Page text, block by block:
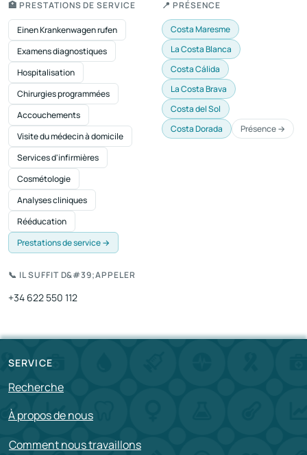
🏥 PRESTATIONS DE SERVICE
Einen Krankenwagen rufen
Examens diagnostiques
Hospitalisation
Chirurgies programmées
Accouchements
Visite du médecin à domicile
Services d'infirmières
Cosmétologie
Analyses cliniques
Rééducation
Prestations de service →
📍 PRÉSENCE
Costa Maresme
La Costa Blanca
Costa Cálida
La Costa Brava
Costa del Sol
Costa Dorada
Présence →
📞 IL SUFFIT D&#39;APPELER
+34 622 550 112
SERVICE
Recherche
À propos de nous
Comment nous travaillons